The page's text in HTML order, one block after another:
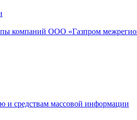
компаний ООО «Газпром
и средствам массовой информации